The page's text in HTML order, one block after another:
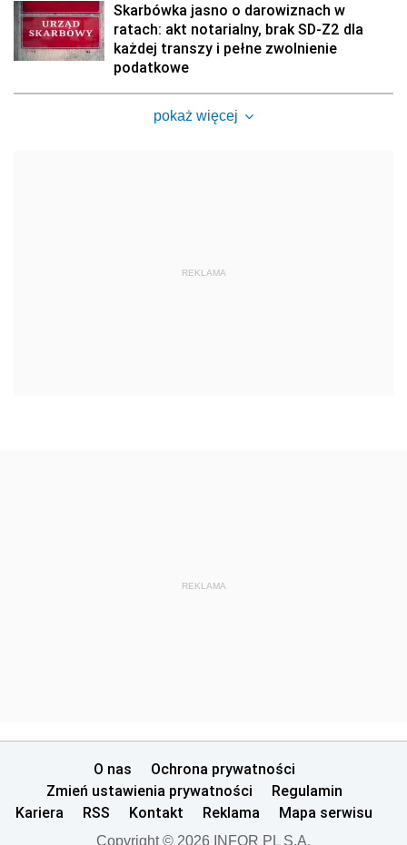
Skarbówka jasno o darowiznach w
ratach: akt notarialny, brak SD-Z2 dla
każdej transzy i pełne zwolnienie
podatkowe
pokaż więcej
REKLAMA
REKLAMA
O nas
Ochrona prywatności
Zmień ustawienia prywatności
Regulamin
Kariera
RSS Kontakt Reklama Mapa serwisu
Copyright © 2026 INFOR PL S.A.